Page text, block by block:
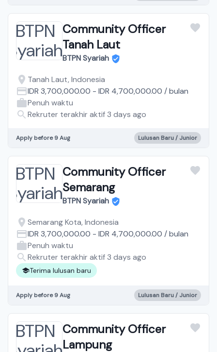
Community Officer
Tanah Laut
BTPN Syariah
Tanah Laut, Indonesia
IDR 3,700,000.00 - IDR 4,700,000.00 /bulan
Penuh waktu
Rekruter terakhir aktif 3 days ago
Apply before 9 Aug Lulusan Baru / Junior
Community Officer
Semarang
BTPN Syariah
Semarang Kota, Indonesia
IDR 3,700,000.00 - IDR 4,700,000.00 /bulan
Penuh waktu
Rekruter terakhir aktif 3 days ago
Terima lulusan baru
Apply before 9 Aug Lulusan Baru / Junior
Community Officer
Lampung